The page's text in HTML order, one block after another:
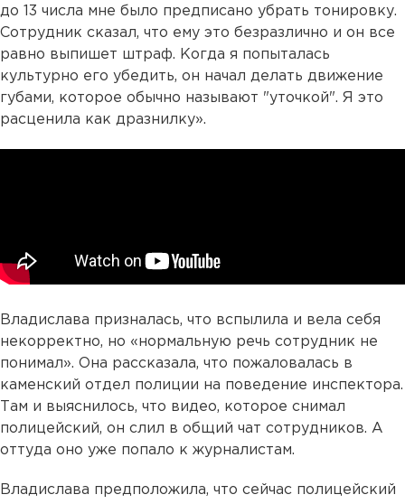
до 13 числа мне было предписано убрать тонировку.
Сотрудник сказал, что ему это безразлично и он все
равно выпишет штраф. Когда я попыталась
культурно его убедить, он начал делать движение
губами, которое обычно называют "уточкой". Я это
расценила как дразнилку».
Владислава призналась, что вспылила и вела себя
некорректно, но «нормальную речь сотрудник не
понимал». Она рассказала, что пожаловалась в
каменский отдел полиции на поведение инспектора.
Там и выяснилось, что видео, которое снимал
полицейский, он слил в общий чат сотрудников. А
оттуда оно уже попало к журналистам.
Владислава предположила, что сейчас полицейский